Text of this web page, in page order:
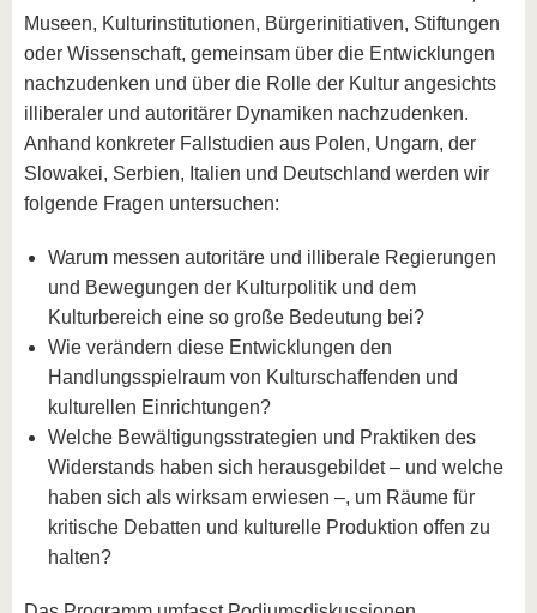
Museen, Kulturinstitutionen, Bürgerinitiativen, Stiftungen
oder Wissenschaft, gemeinsam über die Entwicklungen
nachzudenken und über die Rolle der Kultur angesichts
illiberaler und autoritärer Dynamiken nachzudenken.
Anhand konkreter Fallstudien aus Polen, Ungarn, der
Slowakei, Serbien, Italien und Deutschland werden wir
folgende Fragen untersuchen:
Warum messen autoritäre und illiberale Regierungen
und Bewegungen der Kulturpolitik und dem
Kulturbereich eine so große Bedeutung bei?
Wie verändern diese Entwicklungen den
Handlungsspielraum von Kulturschaffenden und
kulturellen Einrichtungen?
Welche Bewältigungsstrategien und Praktiken des
Widerstands haben sich herausgebildet – und welche
haben sich als wirksam erwiesen –, um Räume für
kritische Debatten und kulturelle Produktion offen zu
halten?